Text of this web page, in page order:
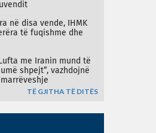
në disa vende, IHMK
të fuqishme dhe
me Iranin mund të
shpejt”, vazhdojnë
TË GJITHA TË DITËS